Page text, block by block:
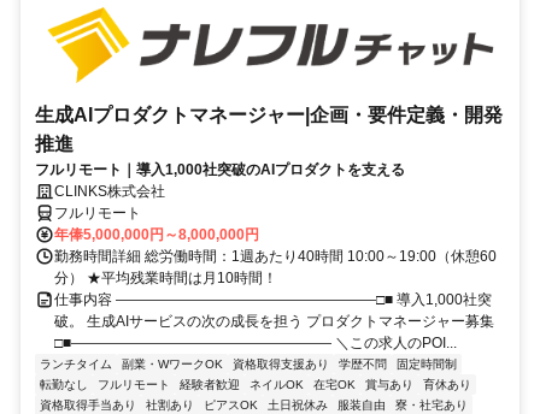
生成AIプロダクトマネージャー|企画・要件定義・開発
推進
フルリモート｜導入1,000社突破のAIプロダクトを支える
CLINKS株式会社
フルリモート
年俸5,000,000円～8,000,000円
勤務時間詳細 総労働時間：1週あたり40時間 10:00～19:00（休憩60
分） ★平均残業時間は月10時間！
仕事内容 ――――――――――――――――――□■ 導入1,000社突
破。 生成AIサービスの次の成長を担う プロダクトマネージャー募集
□■―――――――――――――――――― ＼この求人のPOI...
ランチタイム 副業・WワークOK 資格取得支援あり 学歴不問
固定時間制
転勤なし
フルリモート 経験者歓迎 ネイルOK 在宅OK 賞与あり
育休あり
資格取得手当あり
社割あり ピアスOK 土日祝休み 服装自由
寮・社宅あり